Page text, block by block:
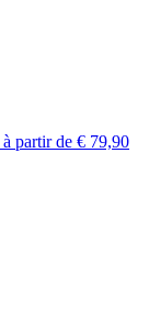
à partir de € 79,90